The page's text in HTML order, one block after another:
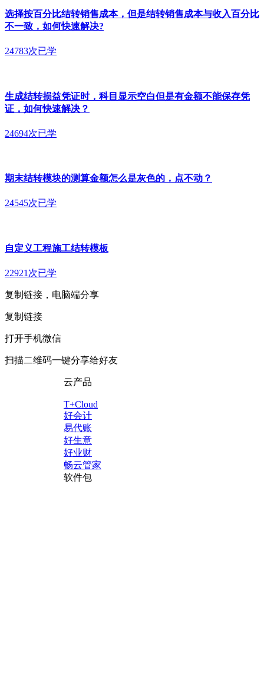
选择按百分比结转销售成本，但是结转销售成本与收入百分比
不一致，如何快速解决?
24783次已学
生成结转损益凭证时，科目显示空白但是有金额不能保存凭
证，如何快速解决？
24694次已学
期末结转模块的测算金额怎么是灰色的，点不动？
24545次已学
自定义工程施工结转模板
22921次已学
复制链接，电脑端分享
复制链接
打开手机微信
扫描二维码一键分享给好友
云产品
T+Cloud
好会计
易代账
好生意
好业财
畅云管家
软件包